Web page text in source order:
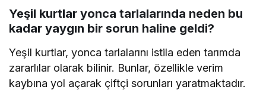
Yeşil kurtlar yonca tarlalarında neden bu
kadar yaygın bir sorun haline geldi?
Yeşil kurtlar, yonca tarlalarını istila eden tarımda
zararlılar olarak bilinir. Bunlar, özellikle verim
kaybına yol açarak çiftçi sorunları yaratmaktadır.